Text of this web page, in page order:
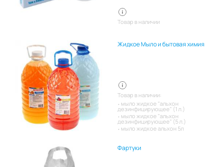
Товар в наличии
Жидкое Мыло и бытовая химия
Товар в наличии:
мыло жидкое "альхон
дезинфицирующее" (1 л.)
мыло жидкое "альхон
дезинфицирующее" (5 л.)
мыло жидкое альхон 5л
Фартуки